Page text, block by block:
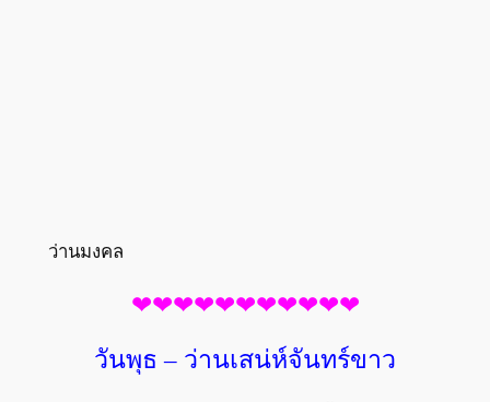
ว่านมงคล
❤❤❤❤❤❤❤❤❤❤❤
วันพุธ – ว่านเสน่ห์จันทร์ขาว